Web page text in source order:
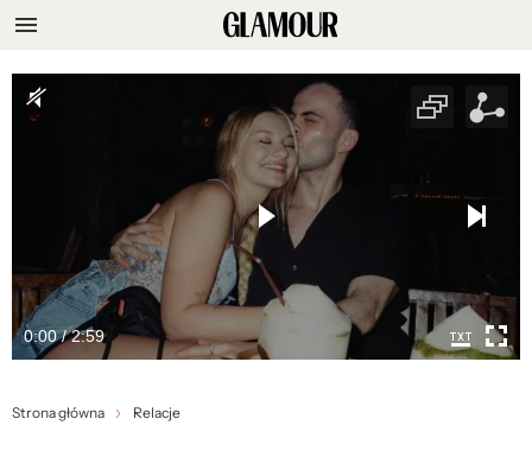
0:00 / 2:59
Strona główna Relacje